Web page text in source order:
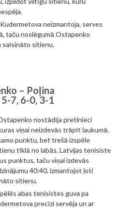
neizmantoja, serves
taču noslēgumā Ostapenko
saīsināto sitienu.
– Poļina
7, 6-0, 3-1
nostādīja pretinieci
viņai neizdevās trāpīt laukumā.
punktu, bet trešā izspēle
tīklā no labās. Latvijas tenisiste
punktus, taču viņai izdevās
40:40, izmantojot ļoti
sitienu.
abas tenisistes guva pa
precīzi servēja un ar